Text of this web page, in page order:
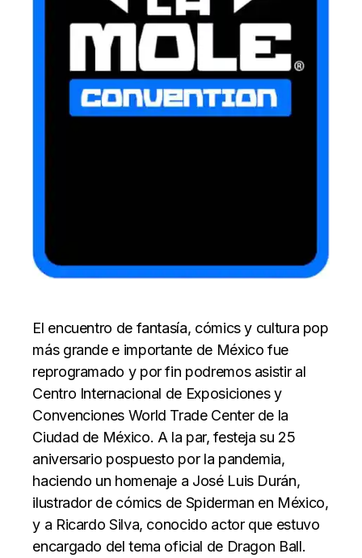
El encuentro de fantasía, cómics y cultura pop
más grande e importante de México fue
reprogramado y por fin podremos asistir al
Centro Internacional de Exposiciones y
Convenciones World Trade Center de la
Ciudad de México. A la par, festeja su 25
aniversario pospuesto por la pandemia,
haciendo un homenaje a José Luis Durán,
ilustrador de cómics de Spiderman en México,
y a Ricardo Silva, conocido actor que estuvo
encargado del tema oficial de Dragon Ball.